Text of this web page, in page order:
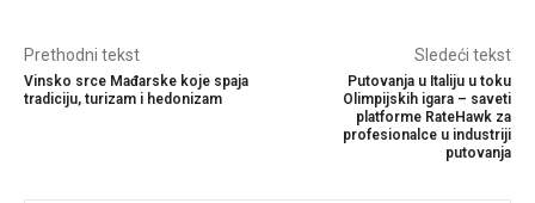
Prethodni tekst
Vinsko srce Mađarske koje spaja
tradiciju, turizam i hedonizam
Sledeći tekst
Putovanja u Italiju u toku
Olimpijskih igara – saveti
platforme RateHawk za
profesionalce u industriji
putovanja